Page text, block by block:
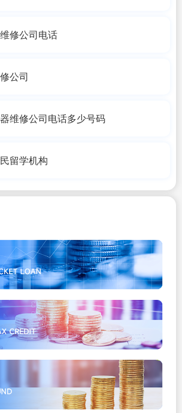
修公司电话
公司
维修公司电话多少号码
留学机构